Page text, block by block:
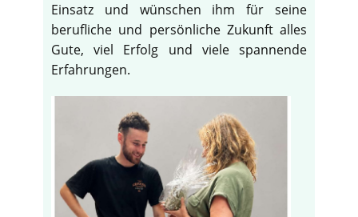
Einsatz und wünschen ihm für seine
berufliche und persönliche Zukunft alles
Gute, viel Erfolg und viele spannende
Erfahrungen.